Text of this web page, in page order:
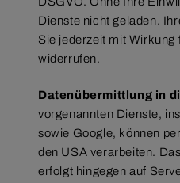
Dienste nicht geladen.
Sie jederzeit mit Wirkung
widerrufen.
Datenübermittlung in
vorgenannten Dienste,
sowie Google, können
den USA verarbeiten.
erfolgt hingegen auf